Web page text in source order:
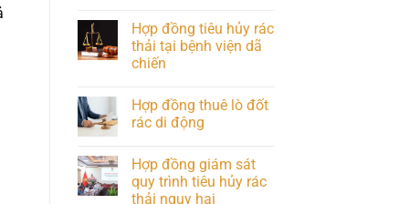
Hợp đồng tiêu hủy rác
thải tại bệnh viện dã
chiến
Hợp đồng thuê lò đốt
rác di động
Hợp đồng giám sát
quy trình tiêu hủy rác
thải nguy hại